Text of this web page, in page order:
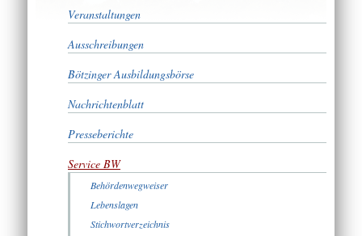
Veranstaltungen
Ausschreibungen
Bötzinger Ausbildungsbörse
Nachrichtenblatt
Presseberichte
Service BW
Behördenwegweiser
Lebenslagen
Stichwortverzeichnis